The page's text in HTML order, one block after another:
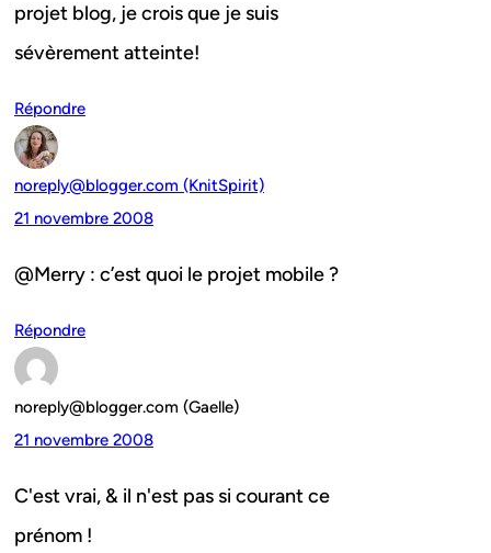
projet blog, je crois que je suis
sévèrement atteinte!
Répondre
noreply@blogger.com (KnitSpirit)
21 novembre 2008
@Merry : c’est quoi le projet mobile ?
Répondre
noreply@blogger.com (Gaelle)
21 novembre 2008
C'est vrai, & il n'est pas si courant ce
prénom !